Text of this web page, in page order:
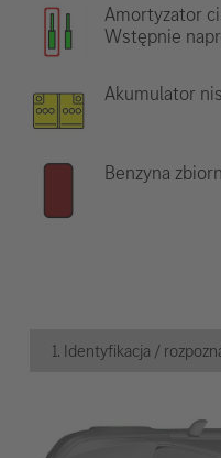
Amortyzator
Wstępnie
Akumulator
Benzyna
1. Identyfikacja /